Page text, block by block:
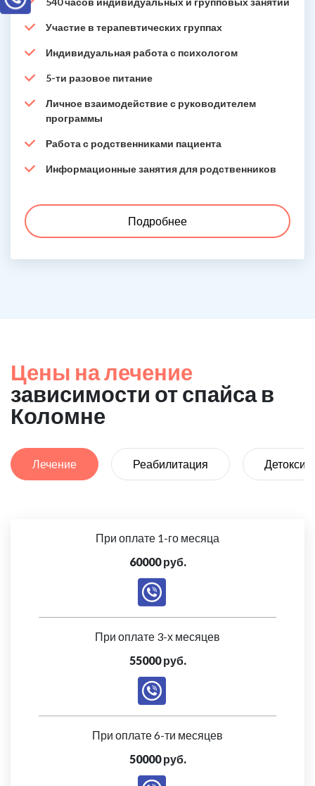
Участие в терапевтических группах
Индивидуальная работа с психологом
5-ти разовое питание
Личное взаимодействие с руководителем
программы
Работа с родственниками пациента
Информационные занятия для родственников
Подробнее
Цены на лечение
зависимости от спайса в
Коломне
Лечение Реабилитация
При оплате 1-го месяца
60000 руб.
При оплате 3-х месяцев
55000 руб.
При оплате 6-ти месяцев
50000 руб.